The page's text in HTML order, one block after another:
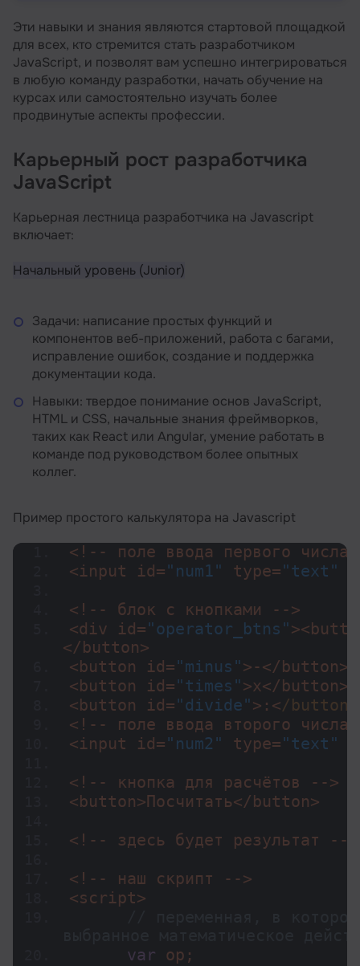
Эти навыки и знания являются стартовой площадкой
для всех, кто стремится стать разработчиком
JavaScript, и позволят вам успешно интегрироваться
в любую команду разработки, начать обучение на
курсах или самостоятельно изучать более
продвинутые аспекты профессии.
Карьерный рост разработчика
JavaScript
Карьерная лестница разработчика на Javascript
включает:
Начальный уровень (Junior)
Задачи: написание простых функций и
компонентов веб-приложений, работа с багами,
исправление ошибок, создание и поддержка
документации кода.
Навыки: твердое понимание основ JavaScript,
HTML и CSS, начальные знания фреймворков,
таких как React или Angular, умение работать в
команде под руководством более опытных
коллег.
Пример простого калькулятора на Javascript
<!-- поле ввода первого
<input id="num1" type="text"
<!-- блок с кнопками -->
<div id="operator_btns"
</button>
<button id="minus">-</button>
<button id="times">x</button>
<button id="divide">:</
<!-- поле ввода второго
<input id="num2" type="text"
<!-- кнопка для расчётов -->
<button>Посчитать</button>
<!-- здесь будет результат -->
<!-- наш скрипт -->
<script>
var op;